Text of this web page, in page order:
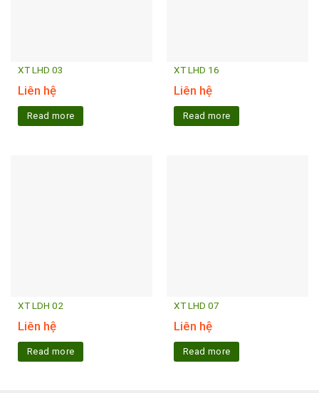
XT LHD 03
Liên hệ
Read more
XT LHD 16
Liên hệ
Read more
XT LDH 02
Liên hệ
Read more
XT LHD 07
Liên hệ
Read more